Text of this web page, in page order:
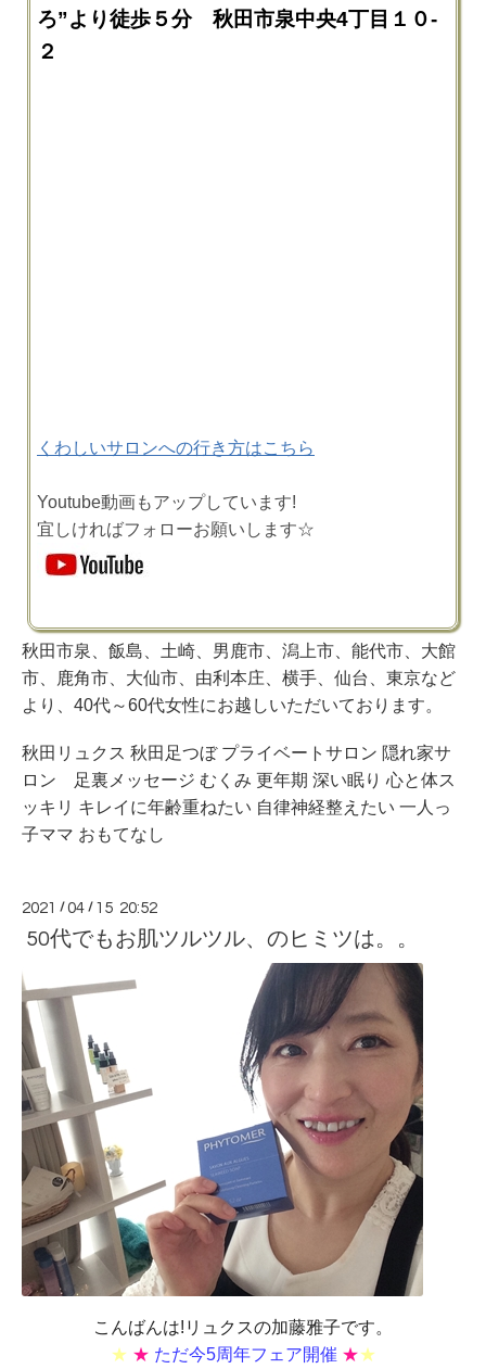
ろ”より徒歩５分 秋田市泉中央4丁目１０-
２
くわしいサロンへの行き方はこちら
Youtube動画もアップしています!
宜しければフォローお願いします☆
秋田市泉、飯島、土崎、男鹿市、潟上市、能代市、大館
市、鹿角市、大仙市、由利本庄、横手、仙台、東京など
より、40代～60代女性にお越しいただいております。
秋田リュクス 秋田足つぼ プライベートサロン 隠れ家サ
ロン 足裏メッセージ むくみ 更年期 深い眠り 心と体ス
ッキリ キレイに年齢重ねたい 自律神経整えたい 一人っ
子ママ おもてなし
2021 /04 / 15 20:52
50代でもお肌ツルツル、のヒミツは。。
こんばんは!リュクスの加藤雅子です。
★ ★ ただ今5周年フェア開催 ★★